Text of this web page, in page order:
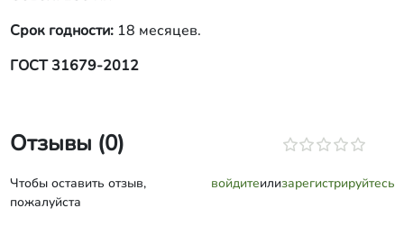
Срок годности:18 месяцев.
ГОСТ 31679-2012
Отзывы (0)
Чтобы оставить отзыв,
пожалуйста
войдитеилизарегистрируйтесь